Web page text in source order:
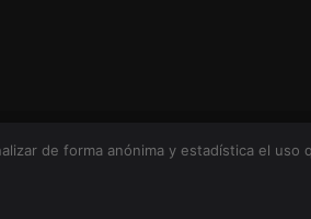
Copyright © 2026
de forma anónima y estadística el